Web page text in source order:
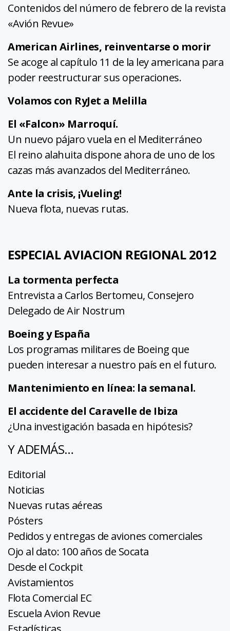
Contenidos del número de febrero de la revista
«Avión Revue»
American Airlines, reinventarse o morir
Se acoge al capítulo 11 de la ley americana para
poder reestructurar sus operaciones.
Volamos con RyJet a Melilla
El «Falcon» Marroquí.
Un nuevo pájaro vuela en el Mediterráneo
El reino alahuita dispone ahora de uno de los
cazas más avanzados del Mediterráneo.
Ante la crisis, ¡Vueling!
Nueva flota, nuevas rutas.
ESPECIAL AVIACION REGIONAL 2012
La tormenta perfecta
Entrevista a Carlos Bertomeu, Consejero
Delegado de Air Nostrum
Boeing y España
Los programas militares de Boeing que
pueden interesar a nuestro país en el futuro.
Mantenimiento en línea: la semanal.
El accidente del Caravelle de Ibiza
¿Una investigación basada en hipótesis?
Y ADEMÁS…
Editorial
Noticias
Nuevas rutas aéreas
Pósters
Pedidos y entregas de aviones comerciales
Ojo al dato: 100 años de Socata
Desde el Cockpit
Avistamientos
Flota Comercial EC
Escuela Avion Revue